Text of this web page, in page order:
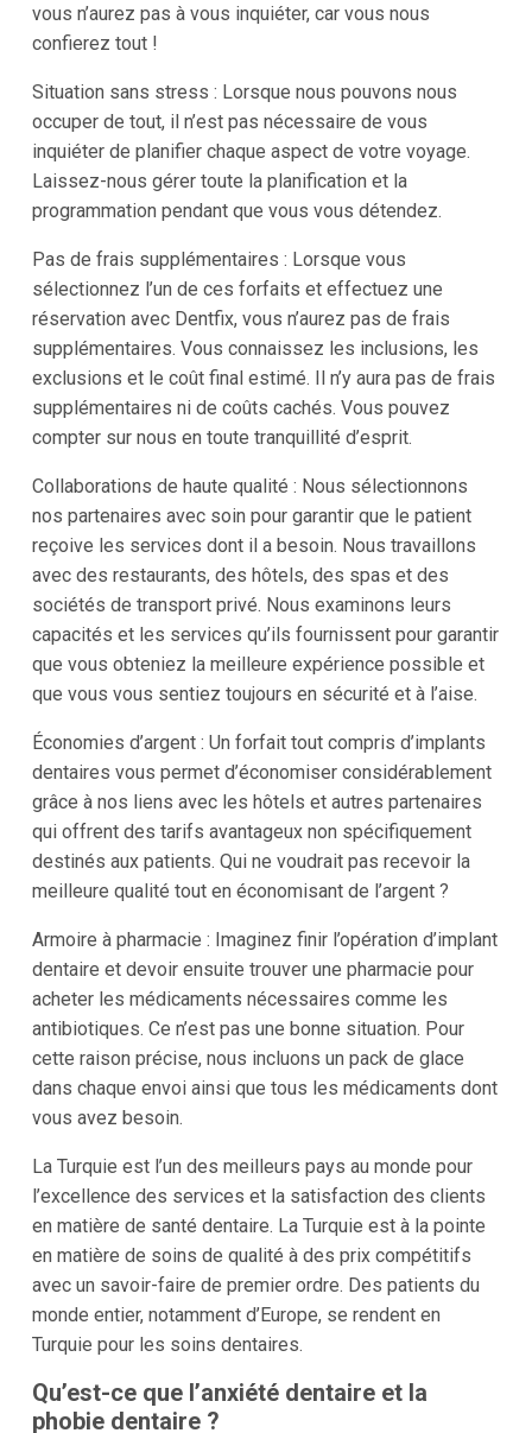
vous n’aurez pas à vous inquiéter, car vous nous
confierez tout !
Situation sans stress : Lorsque nous pouvons nous
occuper de tout, il n’est pas nécessaire de vous
inquiéter de planifier chaque aspect de votre voyage.
Laissez-nous gérer toute la planification et la
programmation pendant que vous vous détendez.
Pas de frais supplémentaires : Lorsque vous
sélectionnez l’un de ces forfaits et effectuez une
réservation avec Dentfix, vous n’aurez pas de frais
supplémentaires. Vous connaissez les inclusions, les
exclusions et le coût final estimé. Il n’y aura pas de frais
supplémentaires ni de coûts cachés. Vous pouvez
compter sur nous en toute tranquillité d’esprit.
Collaborations de haute qualité : Nous sélectionnons
nos partenaires avec soin pour garantir que le patient
reçoive les services dont il a besoin. Nous travaillons
avec des restaurants, des hôtels, des spas et des
sociétés de transport privé. Nous examinons leurs
capacités et les services qu’ils fournissent pour garantir
que vous obteniez la meilleure expérience possible et
que vous vous sentiez toujours en sécurité et à l’aise.
Économies d’argent : Un forfait tout compris d’implants
dentaires vous permet d’économiser considérablement
grâce à nos liens avec les hôtels et autres partenaires
qui offrent des tarifs avantageux non spécifiquement
destinés aux patients. Qui ne voudrait pas recevoir la
meilleure qualité tout en économisant de l’argent ?
Armoire à pharmacie : Imaginez finir l’opération d’implant
dentaire et devoir ensuite trouver une pharmacie pour
acheter les médicaments nécessaires comme les
antibiotiques. Ce n’est pas une bonne situation. Pour
cette raison précise, nous incluons un pack de glace
dans chaque envoi ainsi que tous les médicaments dont
vous avez besoin.
La Turquie est l’un des meilleurs pays au monde pour
l’excellence des services et la satisfaction des clients
en matière de santé dentaire. La Turquie est à la pointe
en matière de soins de qualité à des prix compétitifs
avec un savoir-faire de premier ordre. Des patients du
monde entier, notamment d’Europe, se rendent en
Turquie pour les soins dentaires.
Qu’est-ce que l’anxiété dentaire et la
phobie dentaire ?